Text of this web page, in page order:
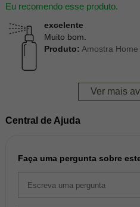
Eu recomendo esse produto.
excelente
Muito bom.
Produto: Amostra
Ver mais
Central de Ajuda
Faça uma pergunta sobre